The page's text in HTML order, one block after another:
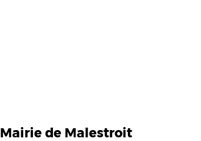
Mairie de Malestroit